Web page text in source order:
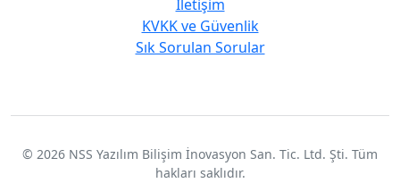
İletişim
KVKK ve Güvenlik
Sık Sorulan Sorular
© 2026 NSS Yazılım Bilişim İnovasyon San. Tic. Ltd. Şti. Tüm
hakları saklıdır.